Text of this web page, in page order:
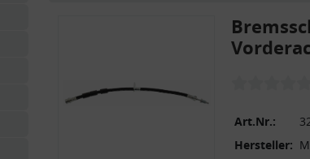
Art.Nr.:
Hersteller: